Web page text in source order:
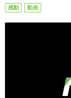
感動 動画